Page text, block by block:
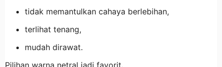
tidak memantulkan cahaya berlebihan,
terlihat tenang,
mudah dirawat.
Pilihan warna netral jadi favorit.